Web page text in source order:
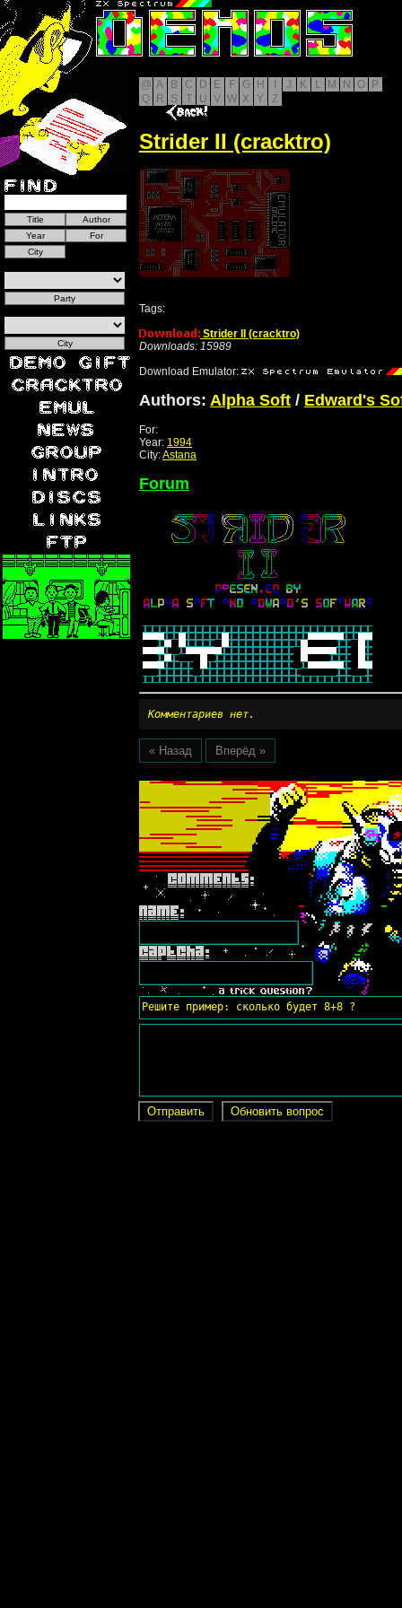
@ A B C D E F G H J K L M N O
P
Q
R S T U V W X Y Z
Strider II (cracktro)
Tags:
Strider II (cracktro)
Downloads: 15989
Download Emulator:
Authors: Alpha Soft/ Edward's
For:
Year: 1994
City:Astana
Forum
Комментариев нет.
« Назад Вперёд »
Решите пример: сколько будет 8+8 ?
Обновить вопрос
Отправить